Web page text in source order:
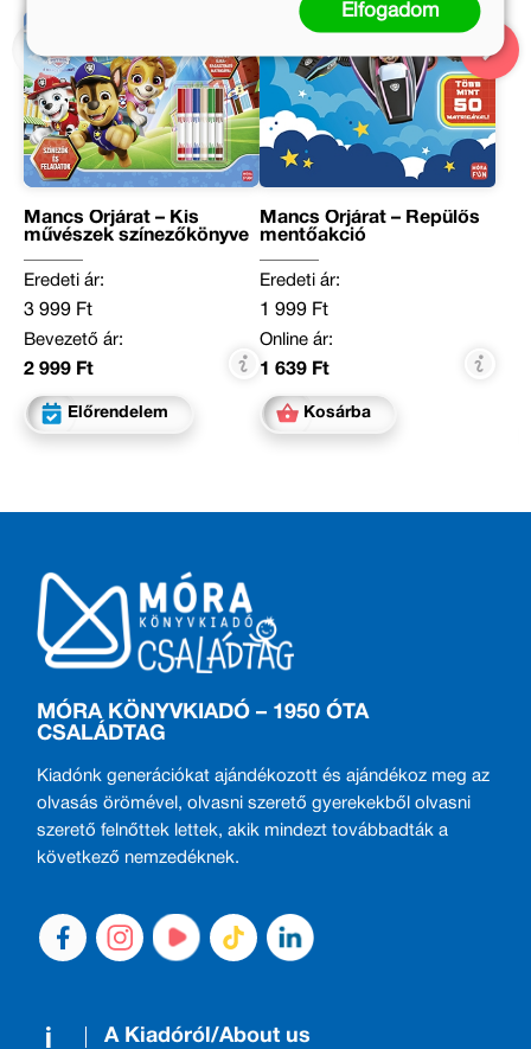
Mancs Őrjárat – Kis
művészek színezőkönyve
Eredeti ár:
3 999 Ft
Bevezető ár:
2 999 Ft
Előrendelem
Mancs Őrjárat – Repülős
mentőakció
Eredeti ár:
1 999 Ft
Online ár:
1 639 Ft
Kosárba
MÓRA KÖNYVKIADÓ – 1950 ÓTA
CSALÁDTAG
Kiadónk generációkat ajándékozott és ajándékoz meg az
olvasás örömével, olvasni szerető gyerekekből olvasni
szerető felnőttek lettek, akik mindezt továbbadták a
következő nemzedéknek.
A Kiadóról/About us
Elfogadom